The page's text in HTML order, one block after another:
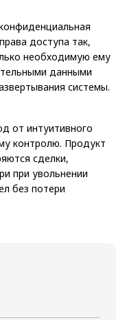
доступа так,
необходимую ему
данными
системы.
от интуитивного
контролю. Продукт
сделки,
при увольнении
без потери